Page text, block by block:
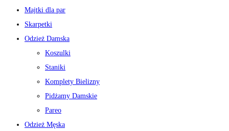
Majtki dla par
Skarpetki
Odzież Damska
Koszulki
Staniki
Komplety Bielizny
Pidżamy Damskie
Pareo
Odzież Męska